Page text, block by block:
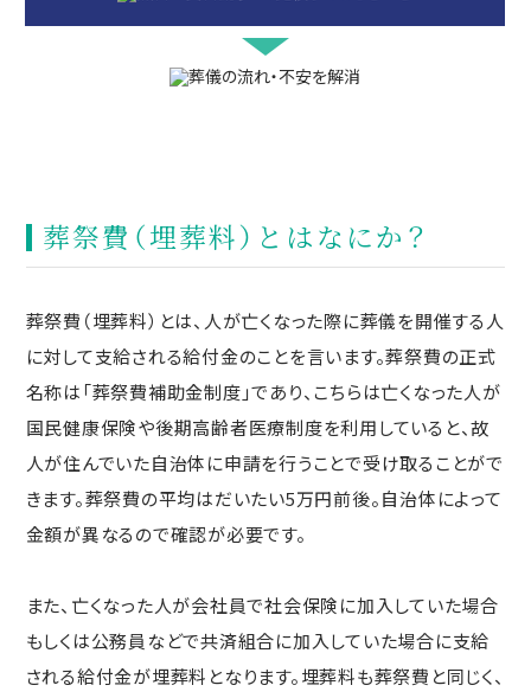
葬祭費（埋葬料）とはなにか？
葬祭費（埋葬料）とは、人が亡くなった際に葬儀を開催する人
に対して支給される給付金のことを言います。葬祭費の正式
名称は「葬祭費補助金制度」であり、こちらは亡くなった人が
国民健康保険や後期高齢者医療制度を利用していると、故
人が住んでいた自治体に申請を行うことで受け取ることがで
きます。葬祭費の平均はだいたい5万円前後。自治体によって
金額が異なるので確認が必要です。
また、亡くなった人が会社員で社会保険に加入していた場合
もしくは公務員などで共済組合に加入していた場合に支給
される給付金が埋葬料となります。埋葬料も葬祭費と同じく、